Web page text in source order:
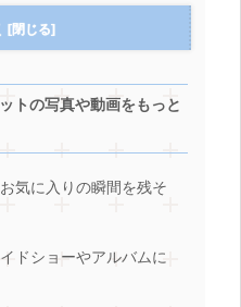
トの写真や動画をもっと
気に入りの瞬間を残そ
ドショーやアルバムに